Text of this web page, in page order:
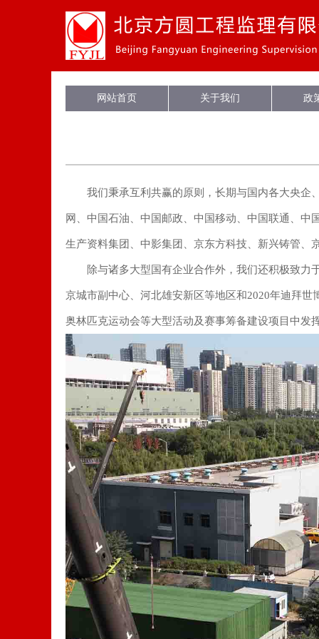
网站首页 关于我们 政
我们秉承互利共赢的原则，长期与国内各大央企
网、中国石油、中国邮政、中国移动、中国联通、
生产资料集团、中影集团、京东方科技、新兴铸管、
除与诸多大型国有企业合作外，我们还积极致
京城市副中心、河北雄安新区等地区和2020年迪拜世
奥林匹克运动会等大型活动及赛事筹备建设项目中发